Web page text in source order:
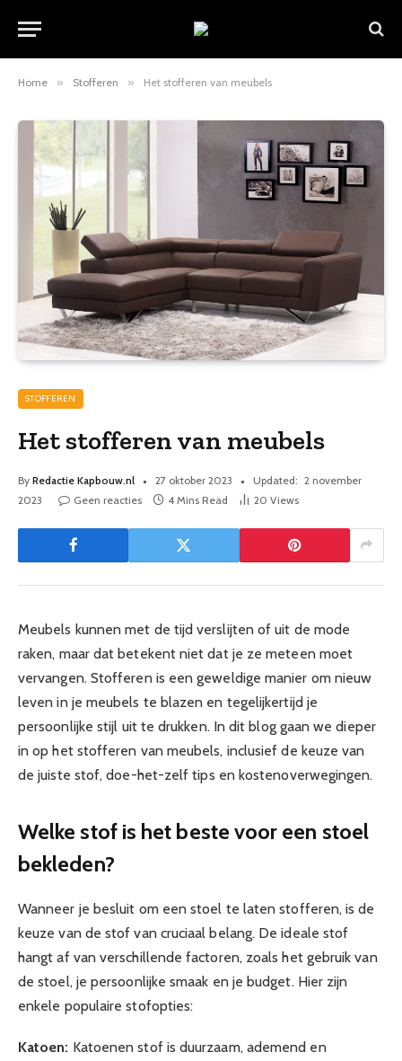
Home » Stofferen » Het stofferen van meubels
STOFFEREN
Het stofferen van meubels
By Redactie Kapbouw.nl 27 oktober 2023 Updated: 2 november
2023
Geen reacties 4 Mins Read 20 Views
Meubels kunnen met de tijd verslijten of uit de mode
raken, maar dat betekent niet dat je ze meteen moet
vervangen. Stofferen is een geweldige manier om nieuw
leven in je meubels te blazen en tegelijkertijd je
persoonlijke stijl uit te drukken. In dit blog gaan we dieper
in op het stofferen van meubels, inclusief de keuze van
de juiste stof, doe-het-zelf tips en kostenoverwegingen.
Welke stof is het beste voor een stoel
bekleden?
Wanneer je besluit om een stoel te laten stofferen, is de
keuze van de stof van cruciaal belang. De ideale stof
hangt af van verschillende factoren, zoals het gebruik van
de stoel, je persoonlijke smaak en je budget. Hier zijn
enkele populaire stofopties:
Katoen: Katoenen stof is duurzaam, ademend en